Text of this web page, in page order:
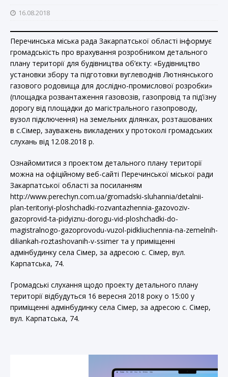
16.08.2018
Перечинська міська рада Закарпатської області інформує
громадськість про врахування розробником детального
плану території для будівництва об’єкту: «Будівництво
установки збору та підготовки вуглеводнів Лютнянського
газового родовища для дослідно-промислової розробки»
(площадка розвантаження газовозів, газопровід та під’їзну
дорогу від площадки до магістрального газопроводу,
вузол підключення) на земельних ділянках, розташованих
в с.Сімер, зауважень викладених у протоколі громадських
слухань від 12.08.2018 р.
Ознайомитися з проектом детального плану території
можна на офіційному веб-сайті Перечинської міської ради
Закарпатської області за посиланням
http://www.perechyn.com.ua/gromadski-sluhannia/detalnii-
plan-teritoriyi-ploshchadki-rozvantazhennia-gazovoziv-
gazoprovid-ta-pidyiznu-dorogu-vid-ploshchadki-do-
magistralnogo-gazoprovodu-vuzol-pidkliuchennia-na-zemelnih-
diliankah-roztashovanih-v-ssimer та у приміщенні
адмінбудинку села Сімер, за адресою с. Сімер, вул.
Карпатська, 74.
Громадські слухання щодо проекту детального плану
території відбудуться 16 вересня 2018 року о 15:00 у
приміщенні адмінбудинку села Сімер, за адресою с. Сімер,
вул. Карпатська, 74.